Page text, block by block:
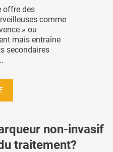
offre des
comme
» ou
mais entraîne
secondaires
non-invasif
traitement?